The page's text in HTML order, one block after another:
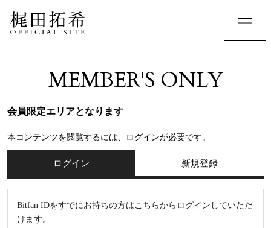
MEMBER'S ONLY
会員限定エリアとなります
本コンテンツを閲覧するには、ログインが必要です。
ログイン 新規登録
Bitfan IDをすでにお持ちの方はこちらからログインしていただ
けます。